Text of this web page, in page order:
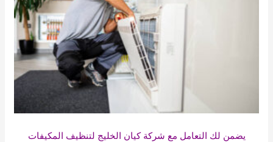
يضمن لك التعامل مع شركة كيان الخليج لتنظيف المكيفات